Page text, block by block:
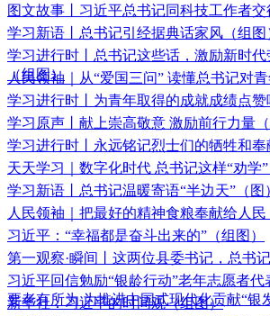
图文故事丨习近平总书记同科技工作者交
学习新语丨总书记引经据典话家风（组图
学习进行时丨总书记这些话，激励新时
（组图）
人民领袖｜从“爱国三问” 读懂总书记对青
学习进行时丨为青年取得的成就成绩点赞
学习原声丨献上崇高敬意 激励前行力量（
学习进行时丨永远铭记烈士们的牺牲和奉
天天学习｜数字化时代 总书记这样“劝学”
学习新语丨总书记温暖寄语“半边天”（图
人民领袖｜把最好的精神食粮奉献给人民
习近平：“幸福都是奋斗出来的”（组图）
第一观察·瞬间丨这两位县委书记，总书
习近平回信勉励“银龄行动”老年志愿者
要老有所为 为推进中国式现代化贡献“银
新华社：习近平的时间观（组图）